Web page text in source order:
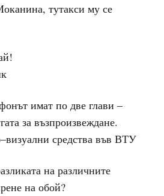
тутакси му се
имат по две глави –
за възпроизвеждане.
средства във ВТУ
на различните
на обой?